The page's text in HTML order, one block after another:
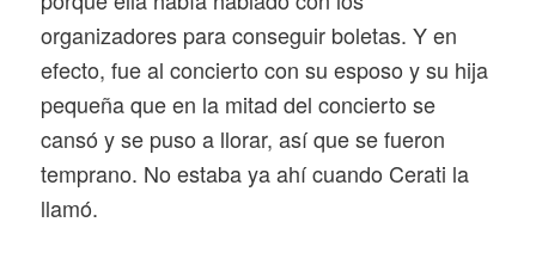
organizadores para conseguir boletas. Y en
efecto, fue al concierto con su esposo y su hija
pequeña que en la mitad del concierto se
cansó y se puso a llorar, así que se fueron
temprano. No estaba ya ahí cuando Cerati la
llamó.